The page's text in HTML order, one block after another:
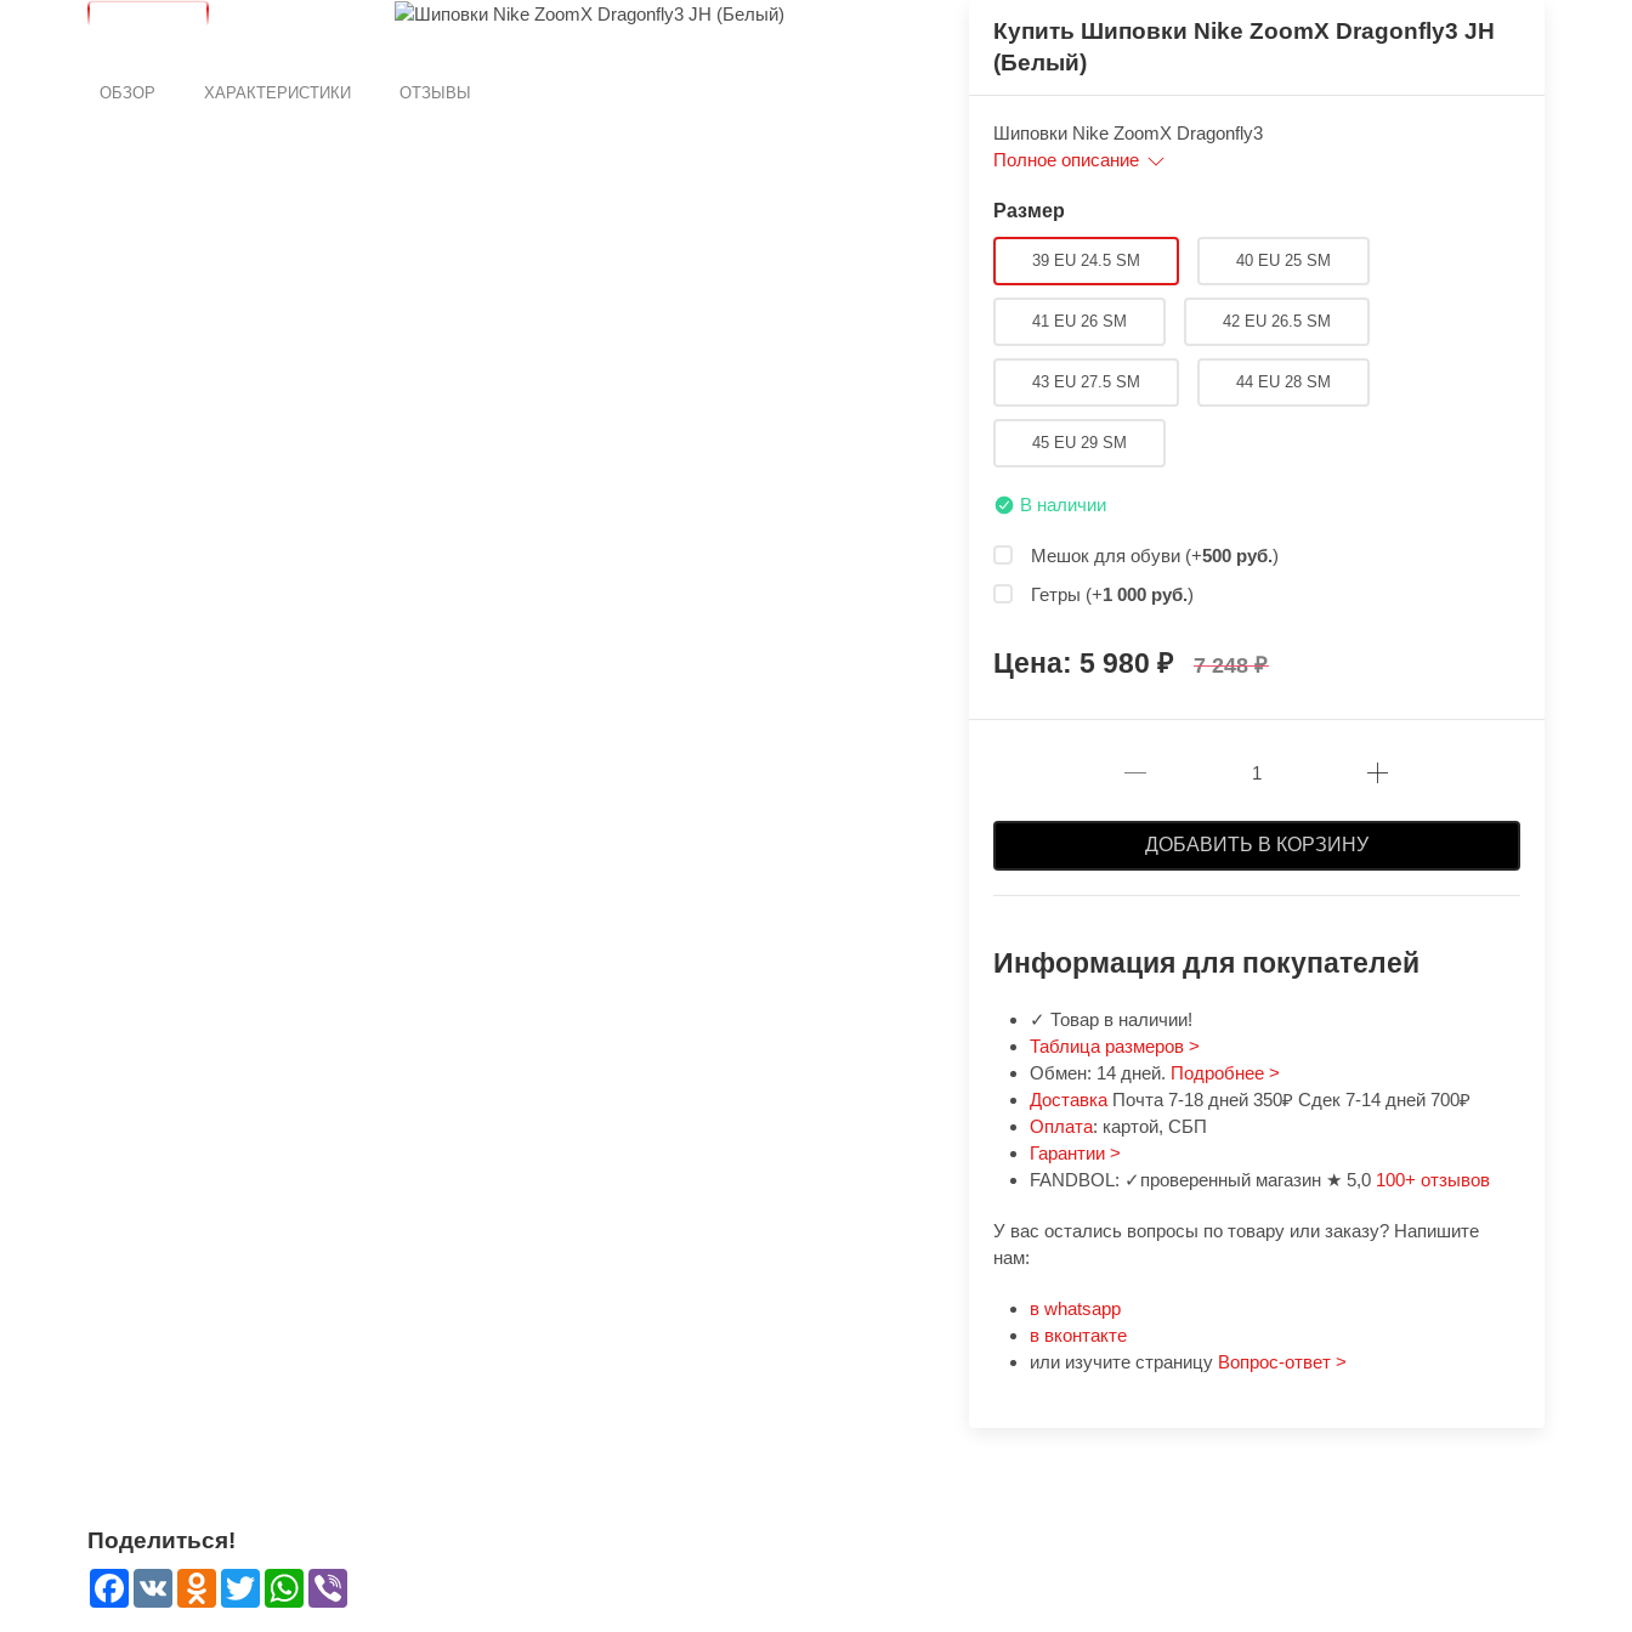
ОБЗОР ХАРАКТЕРИСТИКИ ОТЗЫВЫ
Купить Шиповки Nike ZoomX Dragonfly3 JH
(Белый)
Шиповки Nike ZoomX Dragonfly3
Полное описание
Размер
39 EU 24.5 SM 40 EU 25 SM
41 EU 26 SM 42 EU 26.5 SM
43 EU 27.5 SM 44 EU 28 SM
45 EU 29 SM
В наличии
Мешок для обуви (+500 руб.)
Гетры (+1 000 руб.)
5 980 7 248
ДОБАВИТЬ В КОРЗИНУ
Информация для покупателей
✓ Товар в наличии!
Таблица размеров >
Обмен: 14 дней. Подробнее >
Доставка Почта 7-18 дней 350₽ Сдек 7-14 дней 700₽
Оплата: картой, СБП
Гарантии >
FANDBOL: ✓проверенный магазин ★ 5,0 100+ отзывов
У вас остались вопросы по товару или заказу? Напишите
нам:
в whatsapp
в вконтакте
или изучите страницу Вопрос-ответ >
Поделиться!
Facebook
VK Odnoklassniki
TwitterWhatsApp